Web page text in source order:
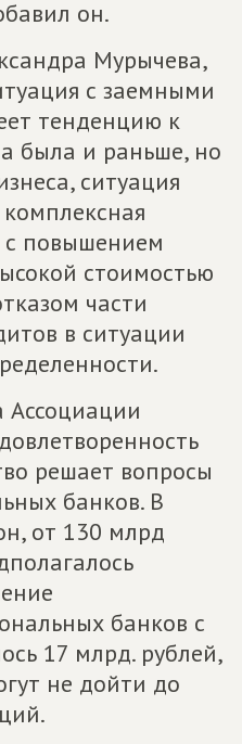
он.
Мурычева,
с заемными
тенденцию к
была и раньше, но
ситуация
с повышением
стоимостью
части
в ситуации
Ассоциации
решает вопросы
банков. В
от 130 млрд
банков с
17 млрд. рублей,
не дойти до